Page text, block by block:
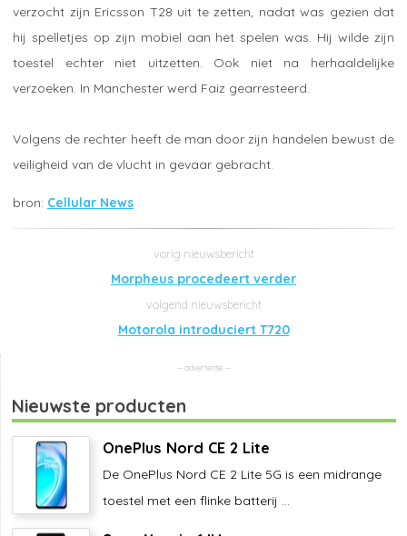
verzocht zijn Ericsson T28 uit te zetten, nadat was gezien dat
hij spelletjes op zijn mobiel aan het spelen was. Hij wilde zijn
toestel echter niet uitzetten. Ook niet na herhaaldelijke
verzoeken. In Manchester werd Faiz gearresteerd.
Volgens de rechter heeft de man door zijn handelen bewust de
veiligheid van de vlucht in gevaar gebracht.
Cellular News
Morpheus procedeert verder
Motorola introduciert T720
Nieuwste producten
OnePlus Nord CE 2 Lite
De OnePlus Nord CE 2 Lite 5G is een midrange
toestel met een flinke batterij ...